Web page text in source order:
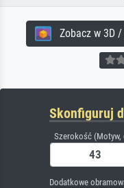
Zobacz w 3D /
Skonfiguruj
Szerokość (Motyw,
Dodatkowe